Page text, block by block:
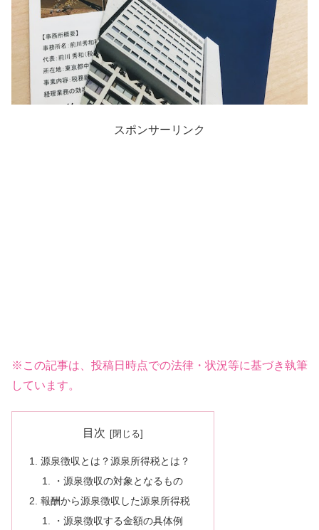
スポンサーリンク
※この記事は、投稿日時点での法律・状況等に基づき執筆
しています。
目次
源泉徴収とは？源泉所得税とは？
・源泉徴収の対象となるもの
報酬から源泉徴収した源泉所得税
・源泉徴収する金額の具体例